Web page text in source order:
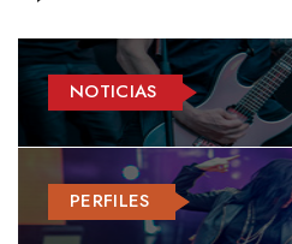
NOTICIAS
PERFILES